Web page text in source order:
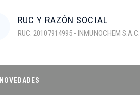
RUC Y RAZÓN SOCIAL
RUC: 20107914995 - INMUNOCHEM S.A.C.
NOVEDADES